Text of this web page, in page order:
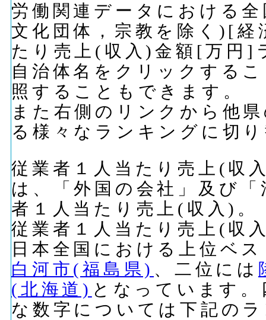
労働関連データにおける
文化団体，宗教を除く)[
たり売上(収入)金額[万円]
自治体名をクリックする
照することもできます。
また右側のリンクから他
る様々なランキングに切
従業者１人当たり売上(収
は、「外国の会社」及び
者１人当たり売上(収入)。
従業者１人当たり売上(収
日本全国における上位ベ
白河市(福島県) 、二位には
(北海道) となっています
な数字については下記の